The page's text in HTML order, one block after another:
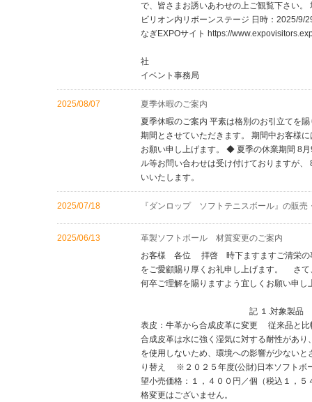
で、皆さまお誘いあわせの上ご観覧下さい
ビリオン内リボーンステージ 日時：2025/9/
なぎEXPOサイト https://
社 対
イベント事務局
2025/08/07
夏季休暇のご案内
夏季休暇のご案内 平素は格別のお引立てを
期間とさせていただきます。 期間中お客様
お願い申し上げます。 ◆ 夏季の休業期間 8
ル等お問い合わせは受け付けておりますが
いいたします。
2025/07/18 『ダンロップ ソフトテニスボール』の販
2025/06/13
革製ソフトボール 材質変更のご案内
お客様 各位 拝啓 時下ますますご清栄の
をご愛顧賜り厚くお礼申し上げます。 さ
何卒ご理解を賜りますよう宜しくお願い申し
記 １.対象製品 ナイガイ革製
表皮：牛革から合成皮革に変更 従来品と
合成皮革は水に強く湿気に対する耐性があ
を使用しないため、環境への影響が少ない
り替え ※２０２５年度(公財)日本ソフトボ
望小売価格：１，４００円／個（税込１，
格変更はございません。